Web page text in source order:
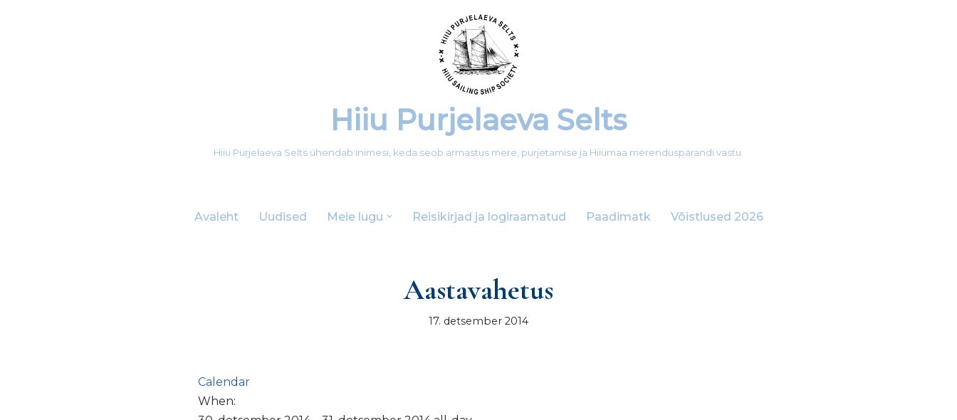
Hiiu Purjelaeva Selts
Hiiu Purjelaeva Selts ühendab inimesi, keda seob armastus mere, purjetamise ja Hiiumaa merenduspärandi vastu.
Avaleht Uudised Meie lugu Reisikirjad ja logiraamatud Paadimatk Võistlused 2026
Aastavahetus
17. detsember 2014
Calendar
When: